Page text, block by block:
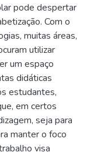
pode despertar
Com o
muitas áreas,
utilizar
um espaço
didáticas
estudantes,
em certos
seja para
manter o foco
visa